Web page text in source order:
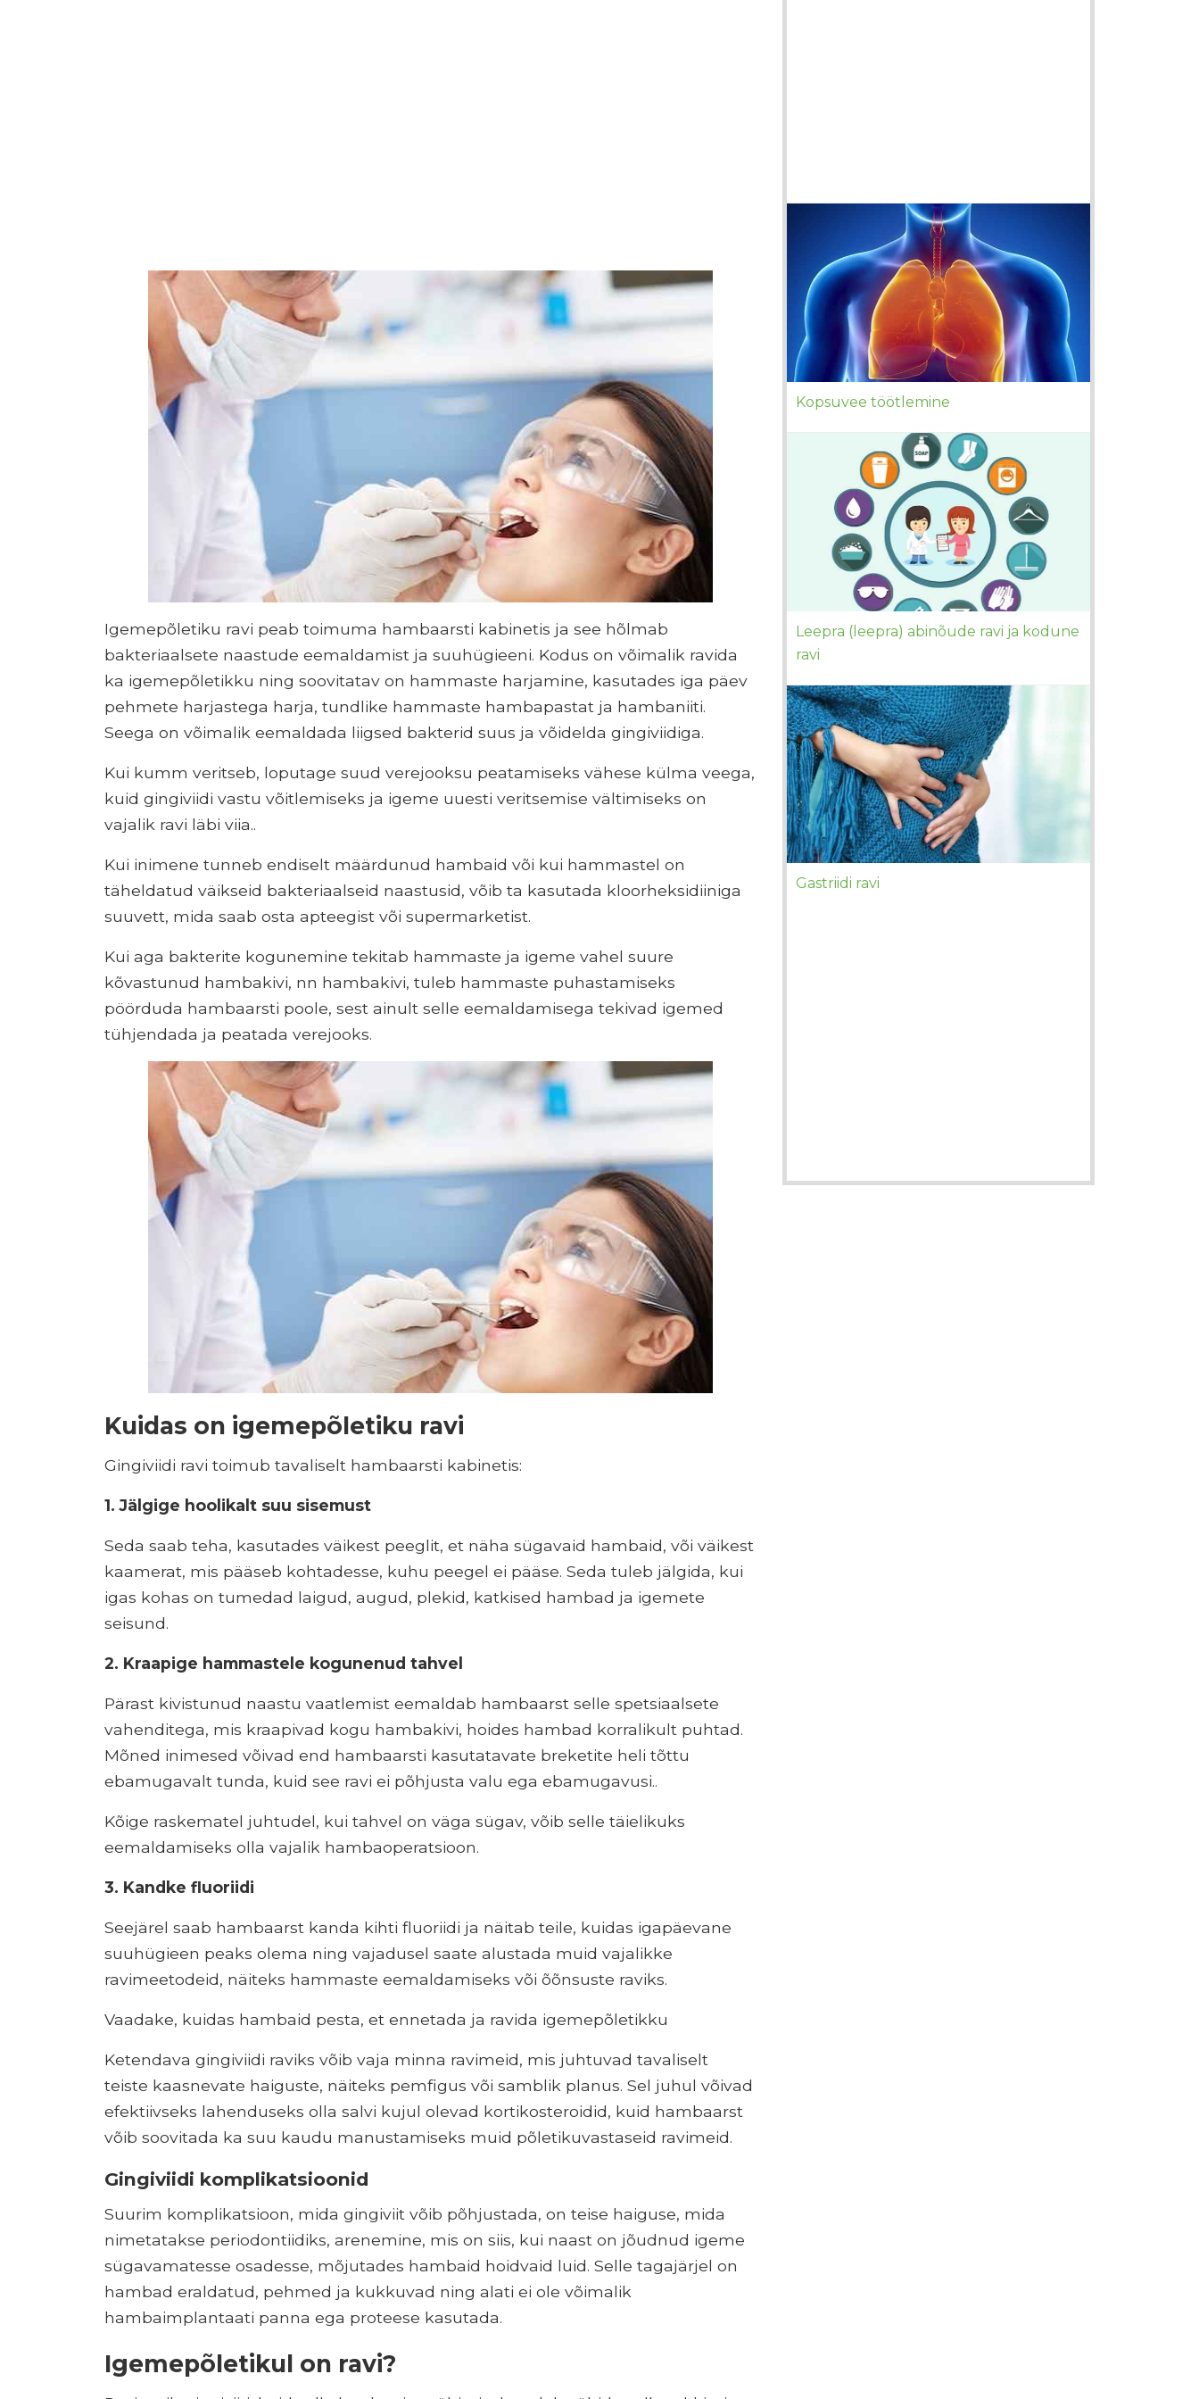
Igemepõletiku ravi peab toimuma hambaarsti kabinetis ja see hõlmab
bakteriaalsete naastude eemaldamist ja suuhügieeni. Kodus on võimalik ravida
ka igemepõletikku ning soovitatav on hammaste harjamine, kasutades iga päev
pehmete harjastega harja, tundlike hammaste hambapastat ja hambaniiti.
Seega on võimalik eemaldada liigsed bakterid suus ja võidelda gingiviidiga.
Kui kumm veritseb, loputage suud verejooksu peatamiseks vähese külma veega,
kuid gingiviidi vastu võitlemiseks ja igeme uuesti veritsemise vältimiseks on
vajalik ravi läbi viia..
Kui inimene tunneb endiselt määrdunud hambaid või kui hammastel on
täheldatud väikseid bakteriaalseid naastusid, võib ta kasutada kloorheksidiiniga
suuvett, mida saab osta apteegist või supermarketist.
Kui aga bakterite kogunemine tekitab hammaste ja igeme vahel suure
kõvastunud hambakivi, nn hambakivi, tuleb hammaste puhastamiseks
pöörduda hambaarsti poole, sest ainult selle eemaldamisega tekivad igemed
tühjendada ja peatada verejooks.
Kuidas on igemepõletiku ravi
Gingiviidi ravi toimub tavaliselt hambaarsti kabinetis:
1. Jälgige hoolikalt suu sisemust
Seda saab teha, kasutades väikest peeglit, et näha sügavaid hambaid, või väikest
kaamerat, mis pääseb kohtadesse, kuhu peegel ei pääse. Seda tuleb jälgida, kui
igas kohas on tumedad laigud, augud, plekid, katkised hambad ja igemete
seisund.
2. Kraapige hammastele kogunenud tahvel
Pärast kivistunud naastu vaatlemist eemaldab hambaarst selle spetsiaalsete
vahenditega, mis kraapivad kogu hambakivi, hoides hambad korralikult puhtad.
Mõned inimesed võivad end hambaarsti kasutatavate breketite heli tõttu
ebamugavalt tunda, kuid see ravi ei põhjusta valu ega ebamugavusi..
Kõige raskematel juhtudel, kui tahvel on väga sügav, võib selle täielikuks
eemaldamiseks olla vajalik hambaoperatsioon.
3. Kandke fluoriidi
Seejärel saab hambaarst kanda kihti fluoriidi ja näitab teile, kuidas igapäevane
suuhügieen peaks olema ning vajadusel saate alustada muid vajalikke
ravimeetodeid, näiteks hammaste eemaldamiseks või õõnsuste raviks.
Vaadake, kuidas hambaid pesta, et ennetada ja ravida igemepõletikku
Ketendava gingiviidi raviks võib vaja minna ravimeid, mis juhtuvad tavaliselt
teiste kaasnevate haiguste, näiteks pemfigus või samblik planus. Sel juhul võivad
efektiivseks lahenduseks olla salvi kujul olevad kortikosteroidid, kuid hambaarst
võib soovitada ka suu kaudu manustamiseks muid põletikuvastaseid ravimeid.
Gingiviidi komplikatsioonid
Suurim komplikatsioon, mida gingiviit võib põhjustada, on teise haiguse, mida
nimetatakse periodontiidiks, arenemine, mis on siis, kui naast on jõudnud igeme
sügavamatesse osadesse, mõjutades hambaid hoidvaid luid. Selle tagajärjel on
hambad eraldatud, pehmed ja kukkuvad ning alati ei ole võimalik
hambaimplantaati panna ega proteese kasutada.
Igemepõletikul on ravi?
Kopsuvee töötlemine
Leepra (leepra) abinõude ravi ja kodune
ravi
Gastriidi ravi